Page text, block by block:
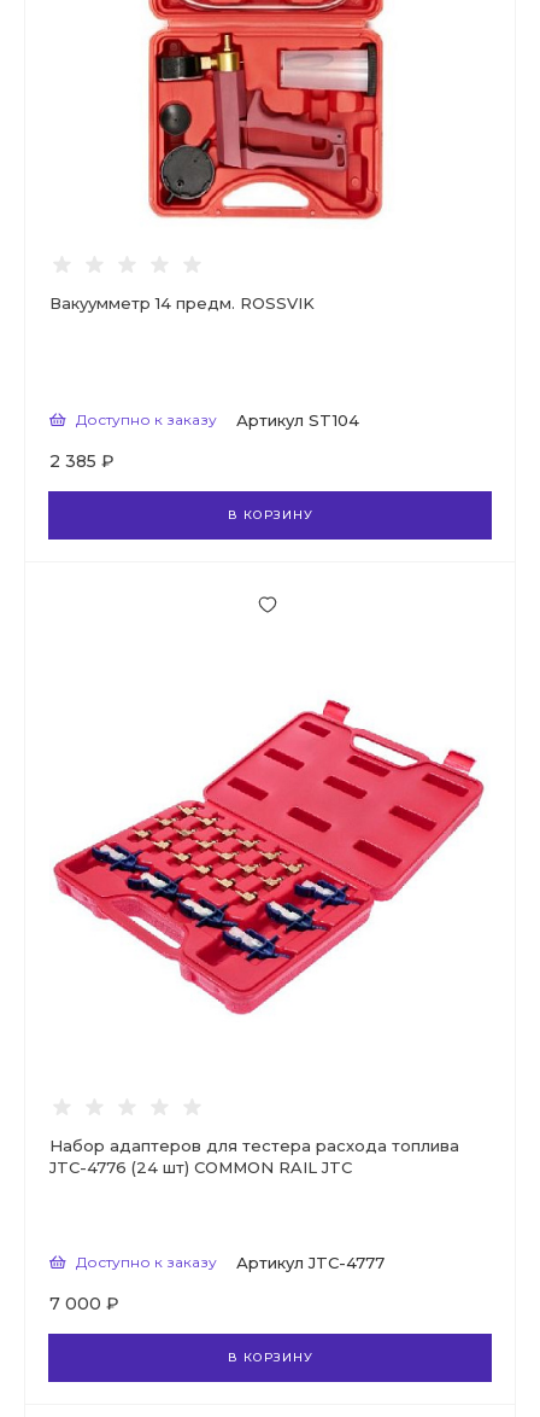
Вакуумметр 14 предм. ROSSVIK
Доступно к заказу Артикул ST104
2 385 ₽
В КОРЗИНУ
Набор адаптеров для тестера расхода топлива
JTC-4776 (24 шт) COMMON RAIL JTC
Доступно к заказу Артикул JTC-4777
7 000 ₽
В КОРЗИНУ